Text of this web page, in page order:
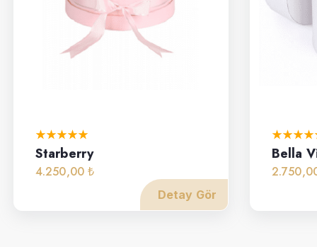
Starberry
4.250,00 ₺
Detay Gör
Bella